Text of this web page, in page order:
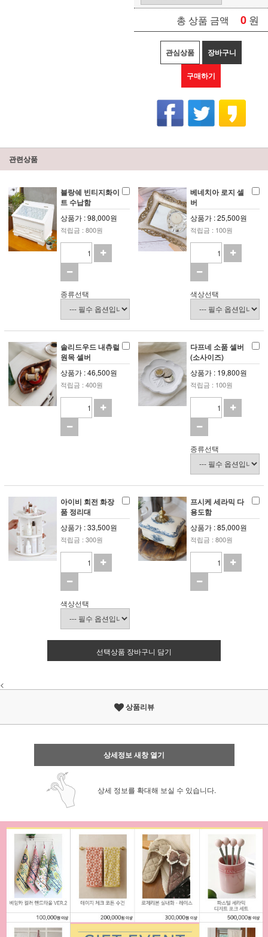
총 상품 금액 0 원
관심상품 장바구니
구매하기
관련상품
블랑쉐 빈티지화이
트 수납함
상품가 : 98,000원
적립금 : 800원
종류선택
베네치아 로지 셀
버
상품가 : 25,500원
적립금 : 100원
색상선택
솔리드우드 내츄럴
원목 셀버
상품가 : 46,500원
적립금 : 400원
다프네 소품 셀버
(소사이즈)
상품가 : 19,800원
적립금 : 100원
종류선택
아이비 회전 화장
품 정리대
상품가 : 33,500원
적립금 : 300원
색상선택
프시케 세라믹 다
용도함
상품가 : 85,000원
적립금 : 800원
선택상품 장바구니 담기
<
상품리뷰
상세정보 새창 열기
상세 정보를 확대해 보실 수 있습니다.